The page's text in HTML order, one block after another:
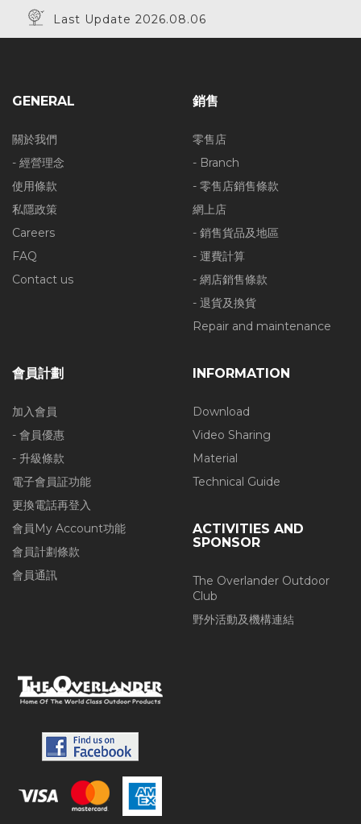
Last Update 2026.08.06
GENERAL
關於我們
- 經營理念
使用條款
私隱政策
Careers
FAQ
Contact us
銷售
零售店
- Branch
- 零售店銷售條款
網上店
- 銷售貨品及地區
- 運費計算
- 網店銷售條款
- 退貨及換貨
Repair and maintenance
會員計劃
加入會員
- 會員優惠
- 升級條款
電子會員証功能
更換電話再登入
會員My Account功能
會員計劃條款
會員通訊
INFORMATION
Download
Video Sharing
Material
Technical Guide
ACTIVITIES AND
SPONSOR
The Overlander Outdoor
Club
野外活動及機構連結